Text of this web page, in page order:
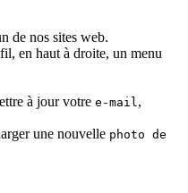
de nos sites web.
en haut à droite, un menu
à jour votre e-mail ,
une nouvelle photo de